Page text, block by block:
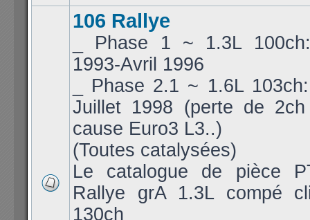
106 Rallye
_ Phase 1 ~ 1.3L
1993-Avril 1996
_ Phase 2.1 ~ 1.6L
Juillet 1998 (perte de
cause Euro3 L3..)
(Toutes catalysées)
Le catalogue de pièce
Rallye grA 1.3L compé
130ch